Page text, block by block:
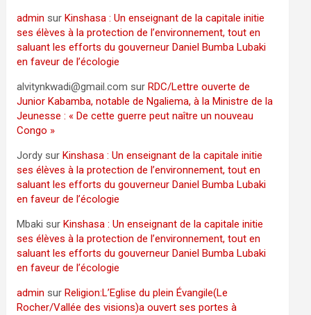
admin surKinshasa : Un enseignant de la capitale initie
ses élèves à la protection de l’environnement, tout en
saluant les efforts du gouverneur Daniel Bumba Lubaki
en faveur de l’écologie
alvitynkwadi@gmail.com surRDC/Lettre ouverte de
Junior Kabamba, notable de Ngaliema, à la Ministre de la
Jeunesse : « De cette guerre peut naître un nouveau
Congo »
Jordy surKinshasa : Un enseignant de la capitale initie
ses élèves à la protection de l’environnement, tout en
saluant les efforts du gouverneur Daniel Bumba Lubaki
en faveur de l’écologie
Mbaki surKinshasa : Un enseignant de la capitale initie
ses élèves à la protection de l’environnement, tout en
saluant les efforts du gouverneur Daniel Bumba Lubaki
en faveur de l’écologie
admin surReligion:L’Eglise du plein Évangile(Le
Rocher/Vallée des visions)a ouvert ses portes à